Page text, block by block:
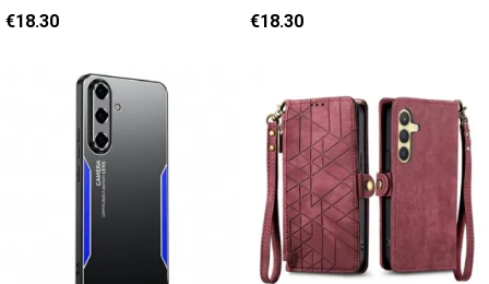
€18.30 €18.30